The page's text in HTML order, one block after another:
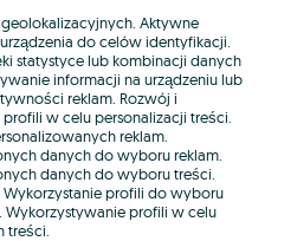
Aktywne
do celów identyfikacji.
statystyce lub kombinacji danych
informacji na urządzeniu lub
reklam. Rozwój i
profili w celu personalizacji treści.
reklam.
danych do wyboru reklam.
danych do wyboru treści.
profili do wyboru
Wykorzystywanie profili w celu
treści.